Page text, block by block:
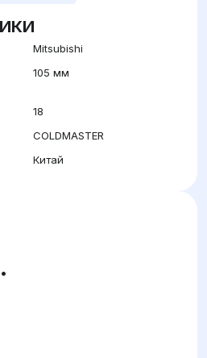
Mitsubishi
105 мм
18
COLDMASTER
Китай